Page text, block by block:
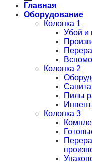
Главная
Оборудование
Колонка 1
Убой и
Колонка 2
Пилы
Колонка 3